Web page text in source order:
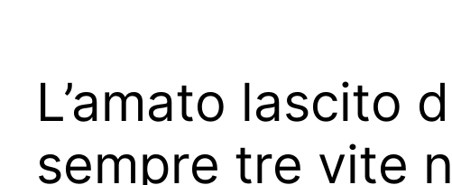
L’amato lascito
sempre tre vite